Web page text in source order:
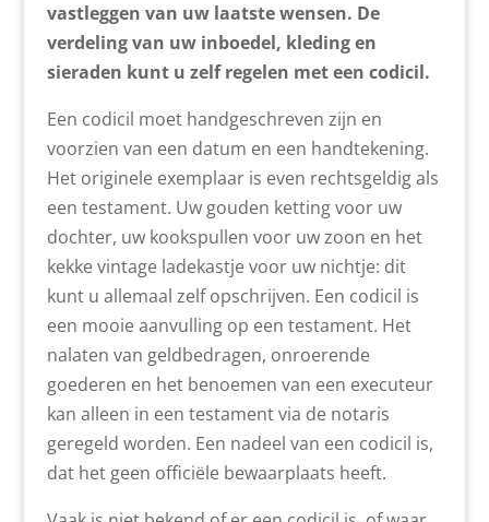
vastleggen van uw laatste wensen. De
verdeling van uw inboedel, kleding en
sieraden kunt u zelf regelen met een codicil.
Een codicil moet handgeschreven zijn en
voorzien van een datum en een handtekening.
Het originele exemplaar is even rechtsgeldig als
een testament. Uw gouden ketting voor uw
dochter, uw kookspullen voor uw zoon en het
kekke vintage ladekastje voor uw nichtje: dit
kunt u allemaal zelf opschrijven. Een codicil is
een mooie aanvulling op een testament. Het
nalaten van geldbedragen, onroerende
goederen en het benoemen van een executeur
kan alleen in een testament via de notaris
geregeld worden. Een nadeel van een codicil is,
dat het geen officiële bewaarplaats heeft.